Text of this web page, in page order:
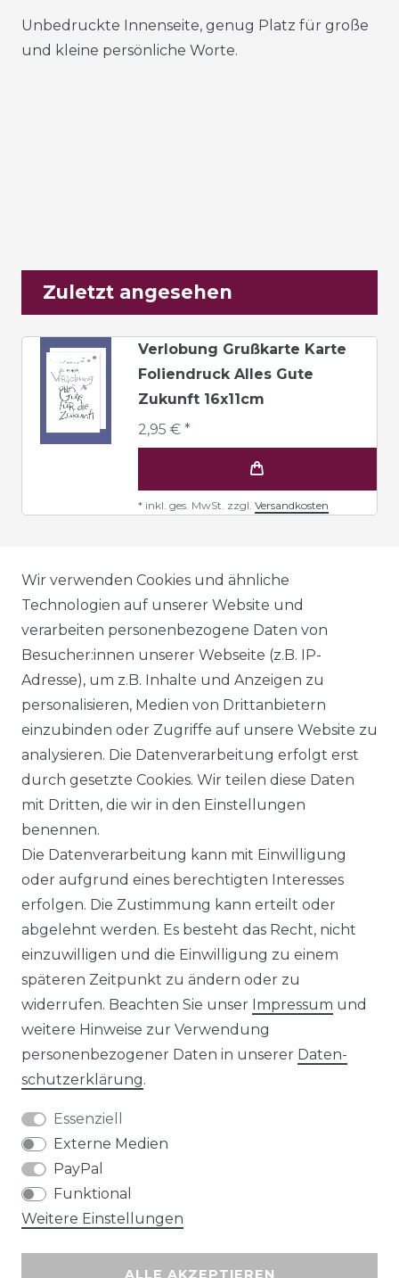
Unbedruckte Innenseite, genug Platz für große
und kleine persönliche Worte.
Zuletzt angesehen
Verlobung Grußkarte Karte
Foliendruck Alles Gute
Zukunft 16x11cm
2,95 € *
* inkl. ges. MwSt. zzgl. Versandkosten
AGB
DATENSCHUTZERKLÄRUNG
WIDERRUFSRECHT
IMPRESSUM
KONTAKT
Unsere Zahlungsmöglichkeiten
Wir versenden mit
Wir verwenden Cookies und ähnliche
Technologien auf unserer Website und
verarbeiten personenbezogene Daten von
Besucher:innen unserer Webseite (z.B. IP-
Adresse), um z.B. Inhalte und Anzeigen zu
personalisieren, Medien von Drittanbietern
einzubinden oder Zugriffe auf unsere Website zu
analysieren. Die Datenverarbeitung erfolgt erst
durch gesetzte Cookies. Wir teilen diese Daten
mit Dritten, die wir in den Einstellungen
benennen.
Die Datenverarbeitung kann mit Einwilligung
oder aufgrund eines berechtigten Interesses
erfolgen. Die Zustimmung kann erteilt oder
abgelehnt werden. Es besteht das Recht, nicht
einzuwilligen und die Einwilligung zu einem
späteren Zeitpunkt zu ändern oder zu
widerrufen. Beachten Sie unser Impressum und
weitere Hinweise zur Verwendung
personenbezogener Daten in unserer Daten­
schutz­erklärung.
Essenziell
Externe Medien
PayPal
Funktional
Weitere Einstellungen
ALLE AKZEPTIEREN